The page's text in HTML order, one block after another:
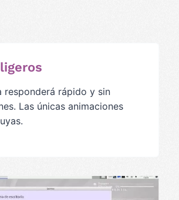
responderá rápido y sin
Las únicas animaciones